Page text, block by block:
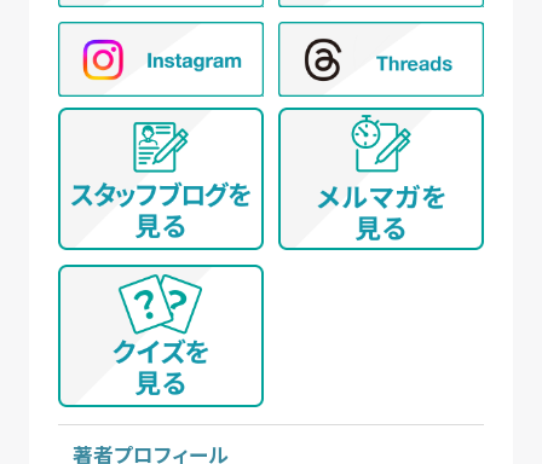
著者プロフィール